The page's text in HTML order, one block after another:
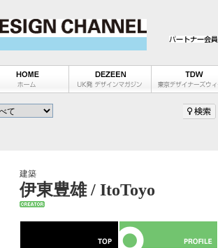
建築
伊東豊雄 / ItoToyo